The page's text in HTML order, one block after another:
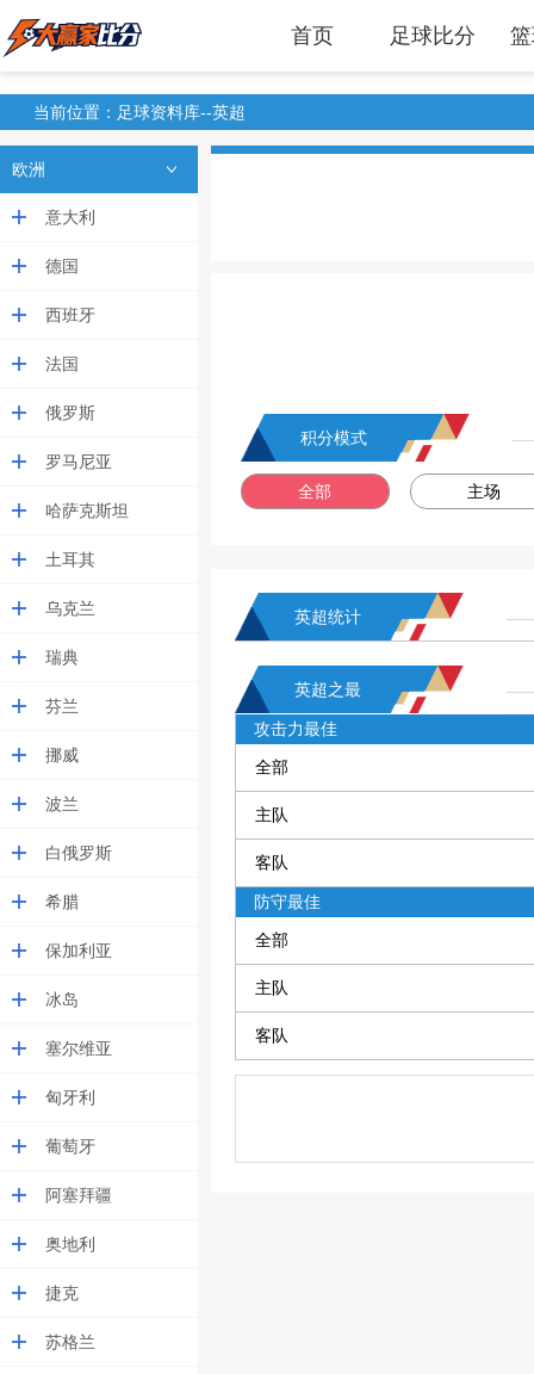
首页 足球比分
当前位置：足球资料库--英超
欧洲
意大利
德国
西班牙
法国
俄罗斯
罗马尼亚
哈萨克斯坦
土耳其
乌克兰
瑞典
芬兰
挪威
波兰
白俄罗斯
希腊
保加利亚
冰岛
塞尔维亚
匈牙利
葡萄牙
阿塞拜疆
奥地利
捷克
苏格兰
积分模式
全部 主场
英超统计
英超之最
攻击力最佳
全部
主队
客队
防守最佳
全部
主队
客队